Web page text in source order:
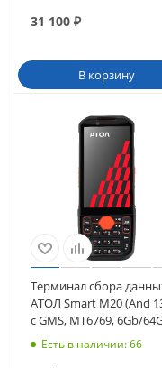
31 100 ₽
В корзину
Терминал сбора
АТОЛ Smart M20 (And
с GMS, MT6769, 6Gb/
Wi-Fi, BT, NFC) (63256)
Есть в наличии: 66